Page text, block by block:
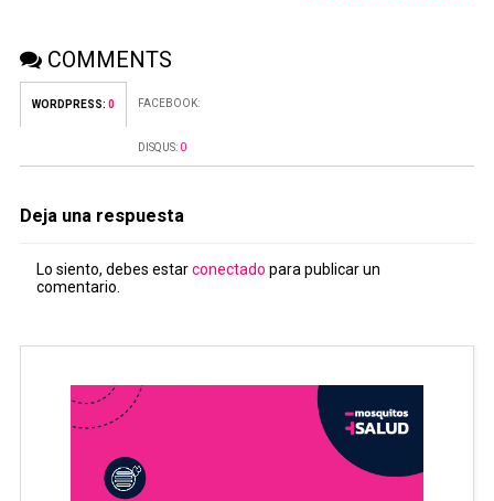
COMMENTS
WORDPRESS: 0 FACEBOOK:
DISQUS: 0
Deja una respuesta
Lo siento, debes estarconectado para publicar un
comentario.